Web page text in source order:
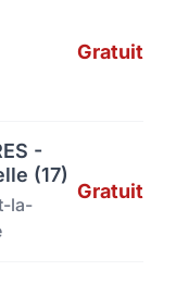
Gratuit
-
(17)
la-
Gratuit